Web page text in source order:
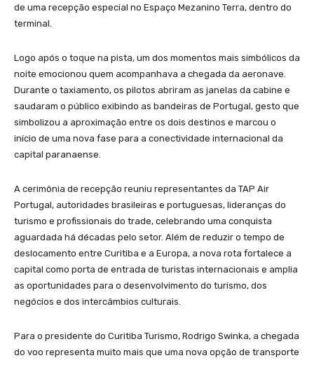
de uma recepção especial no Espaço Mezanino Terra, dentro do
terminal.
Logo após o toque na pista, um dos momentos mais simbólicos da
noite emocionou quem acompanhava a chegada da aeronave.
Durante o taxiamento, os pilotos abriram as janelas da cabine e
saudaram o público exibindo as bandeiras de Portugal, gesto que
simbolizou a aproximação entre os dois destinos e marcou o
início de uma nova fase para a conectividade internacional da
capital paranaense.
A cerimônia de recepção reuniu representantes da TAP Air
Portugal, autoridades brasileiras e portuguesas, lideranças do
turismo e profissionais do trade, celebrando uma conquista
aguardada há décadas pelo setor. Além de reduzir o tempo de
deslocamento entre Curitiba e a Europa, a nova rota fortalece a
capital como porta de entrada de turistas internacionais e amplia
as oportunidades para o desenvolvimento do turismo, dos
negócios e dos intercâmbios culturais.
Para o presidente do Curitiba Turismo, Rodrigo Swinka, a chegada
do voo representa muito mais que uma nova opção de transporte